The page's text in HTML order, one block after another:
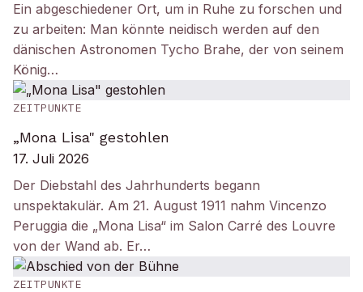
Ein abgeschiedener Ort, um in Ruhe zu forschen und
zu arbeiten: Man könnte neidisch werden auf den
dänischen Astronomen Tycho Brahe, der von seinem
König…
ZEITPUNKTE
„Mona Lisa" gestohlen
17. Juli 2026
Der Diebstahl des Jahrhunderts begann
unspektakulär. Am 21. August 1911 nahm Vincenzo
Peruggia die „Mona Lisa“ im Salon Carré des Louvre
von der Wand ab. Er…
ZEITPUNKTE